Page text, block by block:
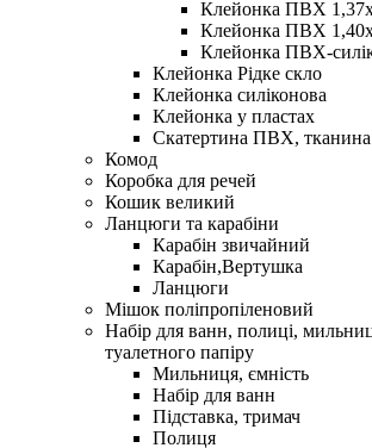
Клейонка ПВХ
Клейонка ПВХ
Клейонка ПВХ-
Клейонка Рідке скло
Клейонка силіконова
Клейонка у пластах
Скатертина ПВХ, тканина
Комод
Коробка для речей
Кошик великий
Ланцюги та карабіни
Карабін звичайний
Карабін,Вертушка
Ланцюги
Мішок поліпропіленовий
Набір для ванн, полиці,
туалетного папіру
Мильниця, ємність
Набір для ванн
Підставка, тримач
Полиця